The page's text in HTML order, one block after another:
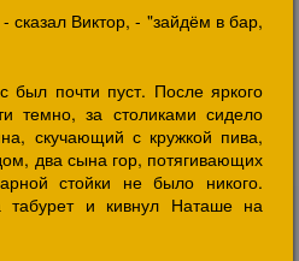
сказал Виктор, - "зайдём в бар,
был почти пуст. После яркого
темно, за столиками сидело
скучающий с кружкой пива,
два сына гор, потягивающих
стойки не было никого.
табурет и кивнул Наташе на